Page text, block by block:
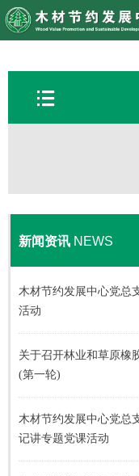
뀑
新闻资讯 NEWS
木材节约发展中心党总
活动
关于召开林业和草原橡
(第一轮)
木材节约发展中心党总
记讲专题党课活动